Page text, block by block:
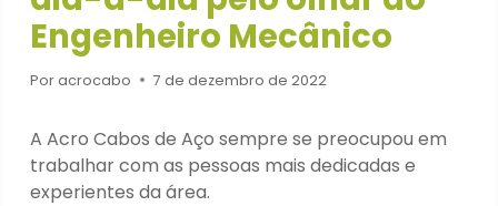
Engenheiro Mecânico
Poracrocabo 7 de dezembro de 2022
A Acro Cabos de Aço sempre se preocupou em
trabalhar com as pessoas mais dedicadas e
experientes da área.